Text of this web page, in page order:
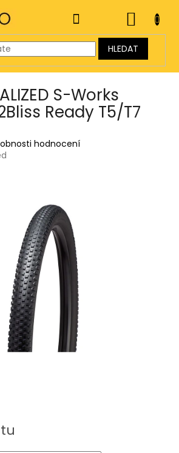
HLEDAT
KOŠÍK
S-Works
Ready T5/T7
hodnocení